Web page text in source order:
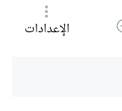
حجم الخطالإعدادات